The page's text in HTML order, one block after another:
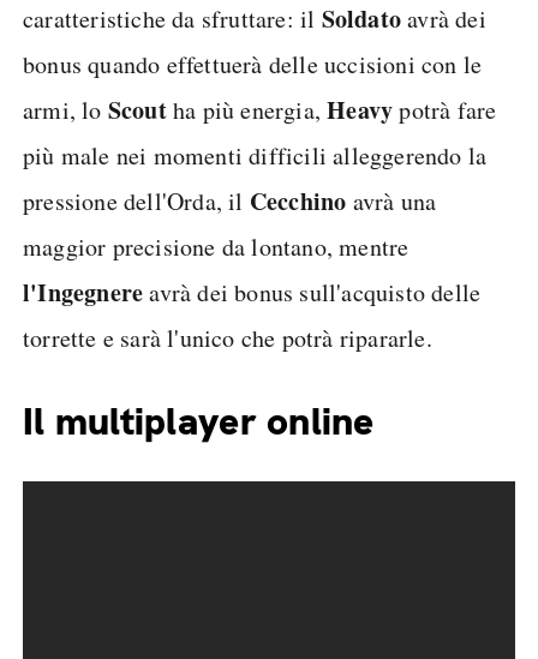
caratteristiche da sfruttare: il Soldatoavrà dei
bonus quando effettuerà delle uccisioni con le
armi, lo Scoutha più energia,Heavypotrà fare
più male nei momenti difficili alleggerendo la
pressione dell'Orda, il Cecchino avrà una
maggior precisione da lontano, mentre
l'Ingegnereavrà dei bonus sull'acquisto delle
torrette e sarà l'unico che potrà ripararle.
Il multiplayer online